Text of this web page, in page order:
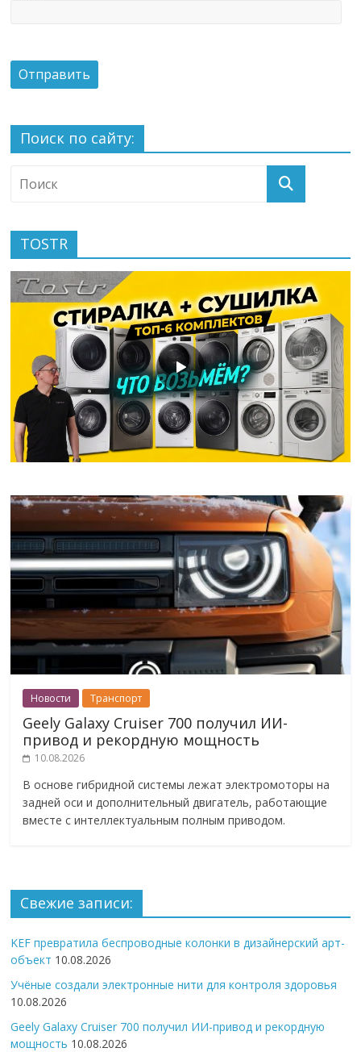
Поиск по сайту:
TOSTR
Новости Транспорт
Geely Galaxy Cruiser 700 получил ИИ-
привод и рекордную мощность
10.08.2026
В основе гибридной системы лежат электромоторы на
задней оси и дополнительный двигатель, работающие
вместе с интеллектуальным полным приводом.
Свежие записи:
KEF превратила беспроводные колонки в дизайнерский арт-
объект 10.08.2026
Учёные создали электронные нити для контроля здоровья
10.08.2026
Geely Galaxy Cruiser 700 получил ИИ-привод и рекордную
мощность 10.08.2026